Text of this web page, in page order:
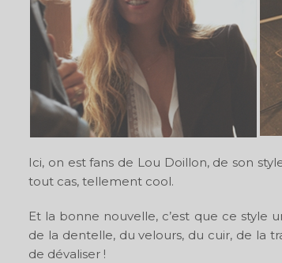
Ici, on est fans de Lou Doillon, de son
tout cas, tellement cool.
Et la bonne nouvelle, c’est que ce style
de la dentelle, du velours, du cuir, de la
de dévaliser !